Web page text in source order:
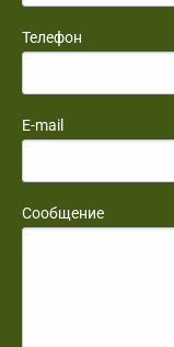
Телефон
E-mail
Сообщение